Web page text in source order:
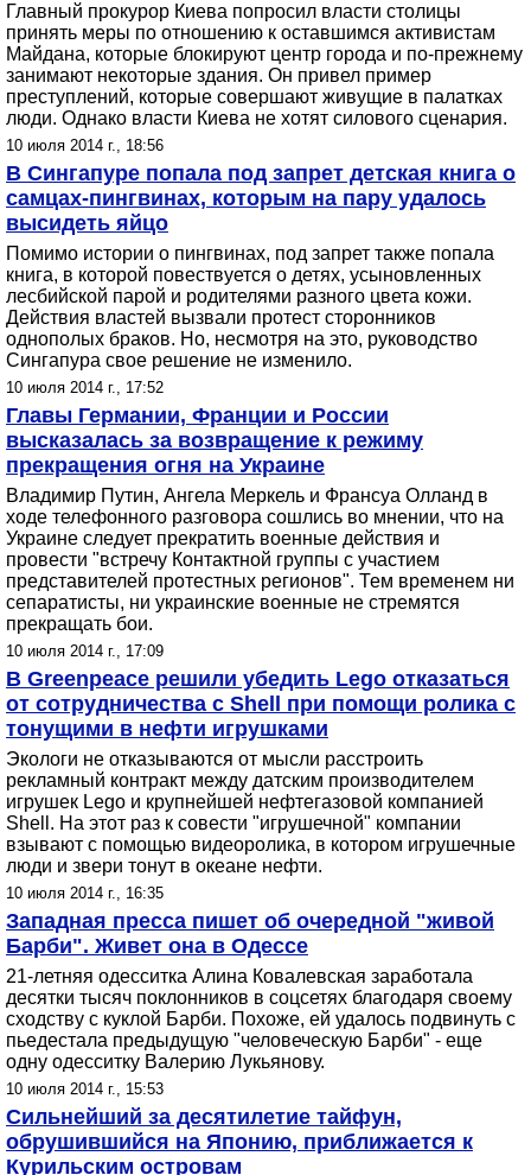
Главный прокурор Киева попросил власти столицы
принять меры по отношению к оставшимся активистам
Майдана, которые блокируют центр города и по-прежнему
занимают некоторые здания. Он привел пример
преступлений, которые совершают живущие в палатках
люди. Однако власти Киева не хотят силового сценария.
10 июля 2014 г., 18:56
В Сингапуре попала под запрет детская книга о
самцах-пингвинах, которым на пару удалось
высидеть яйцо
Помимо истории о пингвинах, под запрет также попала
книга, в которой повествуется о детях, усыновленных
лесбийской парой и родителями разного цвета кожи.
Действия властей вызвали протест сторонников
однополых браков. Но, несмотря на это, руководство
Сингапура свое решение не изменило.
10 июля 2014 г., 17:52
Главы Германии, Франции и России
высказалась за возвращение к режиму
прекращения огня на Украине
Владимир Путин, Ангела Меркель и Франсуа Олланд в
ходе телефонного разговора сошлись во мнении, что на
Украине следует прекратить военные действия и
провести "встречу Контактной группы с участием
представителей протестных регионов". Тем временем ни
сепаратисты, ни украинские военные не стремятся
прекращать бои.
10 июля 2014 г., 17:09
В Greenpeace решили убедить Lego отказаться
от сотрудничества с Shell при помощи ролика с
тонущими в нефти игрушками
Экологи не отказываются от мысли расстроить
рекламный контракт между датским производителем
игрушек Lego и крупнейшей нефтегазовой компанией
Shell. На этот раз к совести "игрушечной" компании
взывают с помощью видеоролика, в котором игрушечные
люди и звери тонут в океане нефти.
10 июля 2014 г., 16:35
Западная пресса пишет об очередной "живой
Барби". Живет она в Одессе
21-летняя одесситка Алина Ковалевская заработала
десятки тысяч поклонников в соцсетях благодаря своему
сходству с куклой Барби. Похоже, ей удалось подвинуть с
пьедестала предыдущую "человеческую Барби" - еще
одну одесситку Валерию Лукьянову.
10 июля 2014 г., 15:53
Сильнейший за десятилетие тайфун,
обрушившийся на Японию, приближается к
Курильским островам